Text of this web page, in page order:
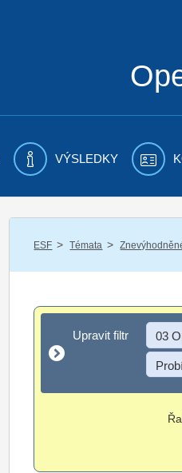
VÝSLEDKY
ESF / Témata /
Upravit filtr
Upravit filtr 03